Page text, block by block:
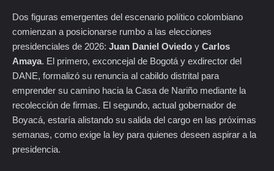
Dos figuras emergentes del escenario político colombiano
comienzan a posicionarse rumbo a las elecciones
presidenciales de 2026: Juan Daniel Oviedo y Carlos
Amaya. El primero, exconcejal de Bogotá y exdirector del
DANE, formalizó su renuncia al cabildo distrital para
emprender su camino hacia la Casa de Nariño mediante la
recolección de firmas. El segundo, actual gobernador de
Boyacá, estaría alistando su salida del cargo en las próximas
semanas, como exige la ley para quienes deseen aspirar a la
presidencia.